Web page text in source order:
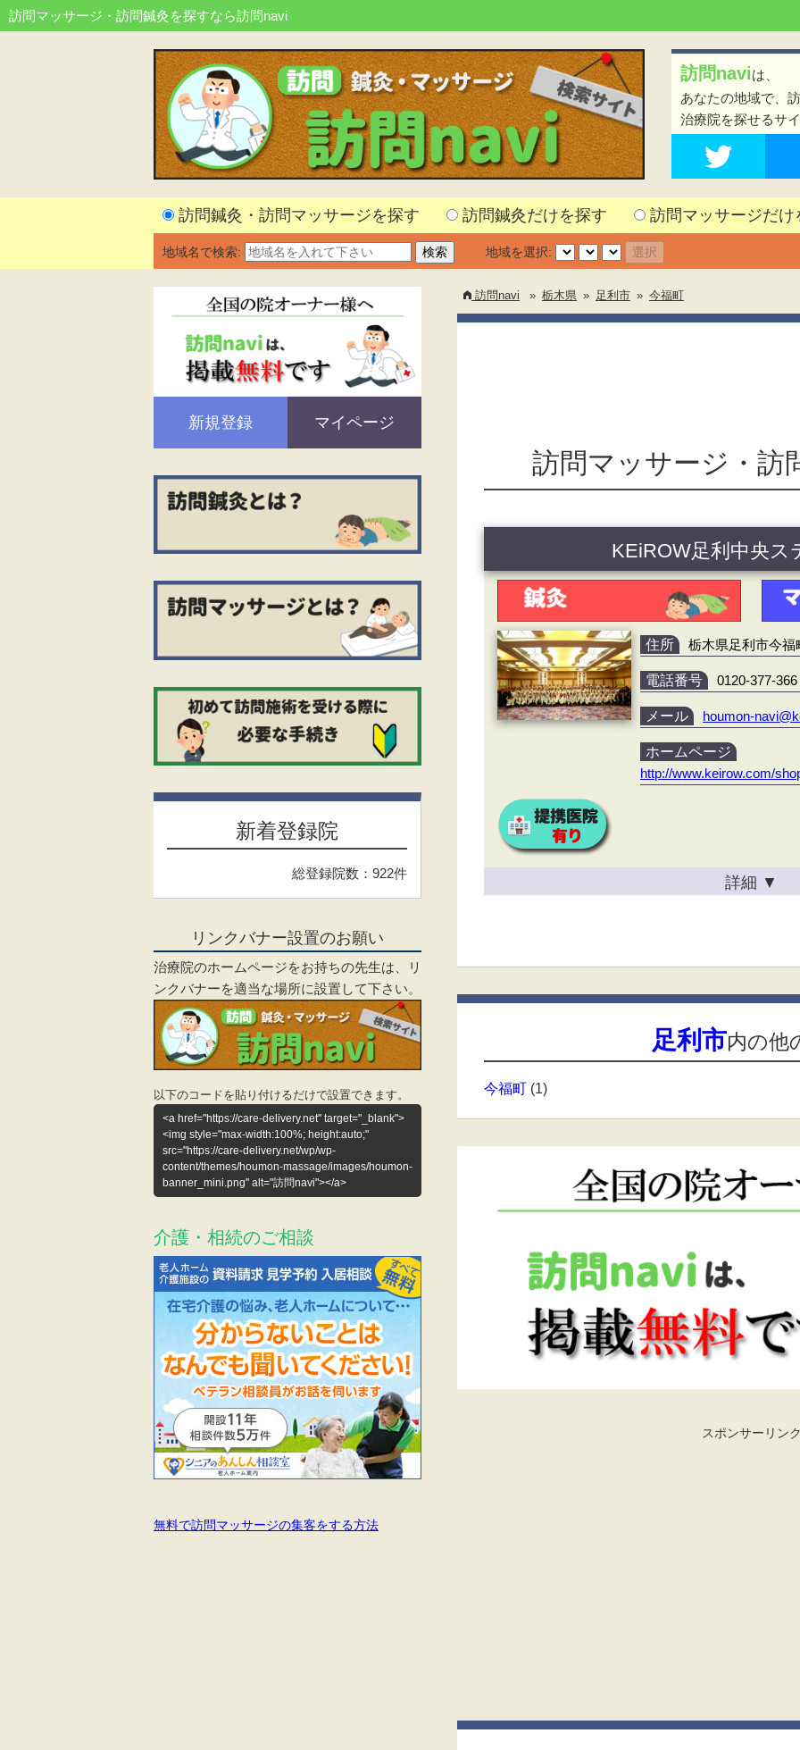
訪問マッサージ・訪問鍼灸を探すなら訪問navi
訪問naviは、
あなたの地域で、
治療院を探せるサ
訪問鍼灸・訪問マッサージを探す 訪問鍼灸だけを探す 訪問マッサージだけ
地域名で検索: 地域を選択:
訪問navi » 栃木県 » 足利市 » 今福町
訪問マッサージ・訪
KEiROW足利中央ス
住所 栃木県足利市今福
電話番号 0120-377-366
メール houmon-
ホームページ
http://www.keirow.com/
詳細 ▼
足利市内の他
今福町 (1)
スポンサーリン
新規登録 マイページ
新着登録院
総登録院数：922件
リンクバナー設置のお願い
治療院のホームページをお持ちの先生は、リ
ンクバナーを適当な場所に設置して下さい。
以下のコードを貼り付けるだけで設置できます。
<a href="https://care-delivery.net" target="_blank">
<img style="max-width:100%; height:auto;"
src="https://care-delivery.net/wp/wp-
content/themes/houmon-massage/images/houmon-
banner_mini.png" alt="訪問navi"></a>
介護・相続のご相談
無料で訪問マッサージの集客をする方法